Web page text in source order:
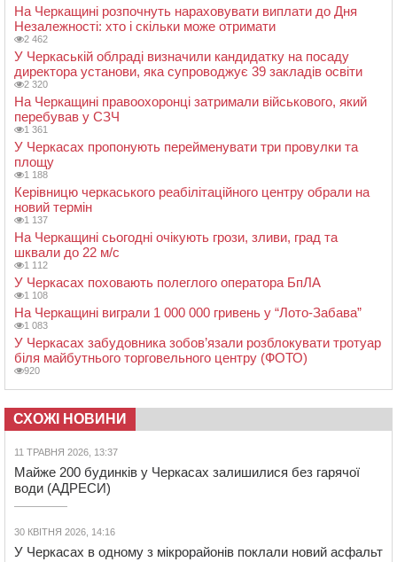
На Черкащині розпочнуть нараховувати виплати до Дня
Незалежності: хто і скільки може отримати
2 462
У Черкаській облраді визначили кандидатку на посаду
директора установи, яка супроводжує 39 закладів освіти
2 320
На Черкащині правоохоронці затримали військового, який
перебував у СЗЧ
1 361
У Черкасах пропонують перейменувати три провулки та
площу
1 188
Керівницю черкаського реабілітаційного центру обрали на
новий термін
1 137
На Черкащині сьогодні очікують грози, зливи, град та
шквали до 22 м/с
1 112
У Черкасах поховають полеглого оператора БпЛА
1 108
На Черкащині виграли 1 000 000 гривень у “Лото-Забава”
1 083
У Черкасах забудовника зобов’язали розблокувати тротуар
біля майбутнього торговельного центру (ФОТО)
920
СХОЖІ НОВИНИ
11 ТРАВНЯ 2026, 13:37
Майже 200 будинків у Черкасах залишилися без гарячої
води (АДРЕСИ)
30 КВІТНЯ 2026, 14:16
У Черкасах в одному з мікрорайонів поклали новий асфальт